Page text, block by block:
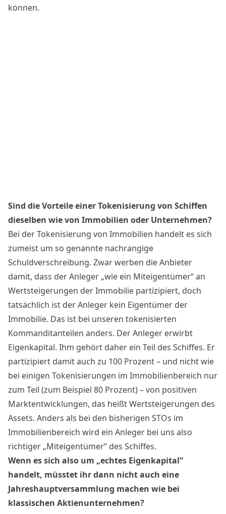
können.
Sind die Vorteile einer Tokenisierung von Schiffen
dieselben wie von Immobilien oder Unternehmen?
Bei der Tokenisierung von Immobilien handelt es sich
zumeist um so genannte nachrangige
Schuldverschreibung. Zwar werben die Anbieter
damit, dass der Anleger „wie ein Miteigentümer“ an
Wertsteigerungen der Immobilie partizipiert, doch
tatsächlich ist der Anleger kein Eigentümer der
Immobilie. Das ist bei unseren tokenisierten
Kommanditanteilen anders. Der Anleger erwirbt
Eigenkapital. Ihm gehört daher ein Teil des Schiffes. Er
partizipiert damit auch zu 100 Prozent – und nicht wie
bei einigen Tokenisierungen im Immobilienbereich nur
zum Teil (zum Beispiel 80 Prozent) – von positiven
Marktentwicklungen, das heißt Wertsteigerungen des
Assets. Anders als bei den bisherigen STOs im
Immobilienbereich wird ein Anleger bei uns also
richtiger „Miteigentümer“ des Schiffes.
Wenn es sich also um „echtes Eigenkapital“
handelt, müsstet ihr dann nicht auch eine
Jahreshauptversammlung machen wie bei
klassischen Aktienunternehmen?